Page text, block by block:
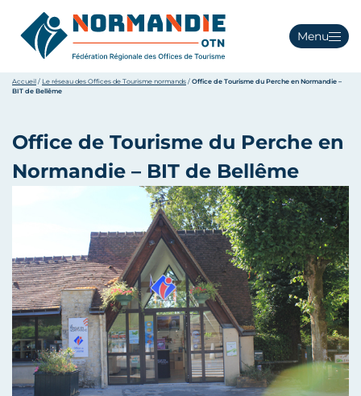
Menu
Accueil / Le réseau des Offices de Tourisme normands / Office de Tourisme du Perche en Normandie –
BIT de Bellême
Office de Tourisme du Perche en
Normandie – BIT de Bellême